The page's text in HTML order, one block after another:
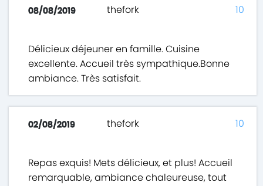
08/08/2019 thefork
Délicieux déjeuner en famille. Cuisine
excellente. Accueil très sympathique.Bonne
ambiance. Très satisfait.
10
02/08/2019 thefork
Repas exquis! Mets délicieux, et plus! Accueil
remarquable, ambiance chaleureuse, tout
10